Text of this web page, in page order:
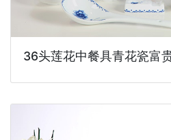
36头莲花中餐具青花瓷富贵